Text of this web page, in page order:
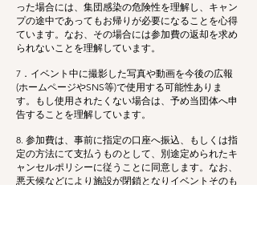
った場合には、集団感染の危険性を理解し、キャン
プの途中であってもお帰りが必要になることを心得
ています。なお、その場合には参加費の返却を求め
られないことを理解しています。
7．イベント中に撮影した写真や動画を今後の広報
(ホームページやSNS等)で使用する可能性ありま
す。もし使用されたくない場合は、予め当団体へ申
告することを理解しています。
8. 参加費は、事前に指定の口座へ振込、もしくは指
定の方法にて支払うものとして、別途定められたキ
ャンセルポリシーに従うことに同意します。なお、
悪天候などにより施設が閉鎖となりイベントそのも